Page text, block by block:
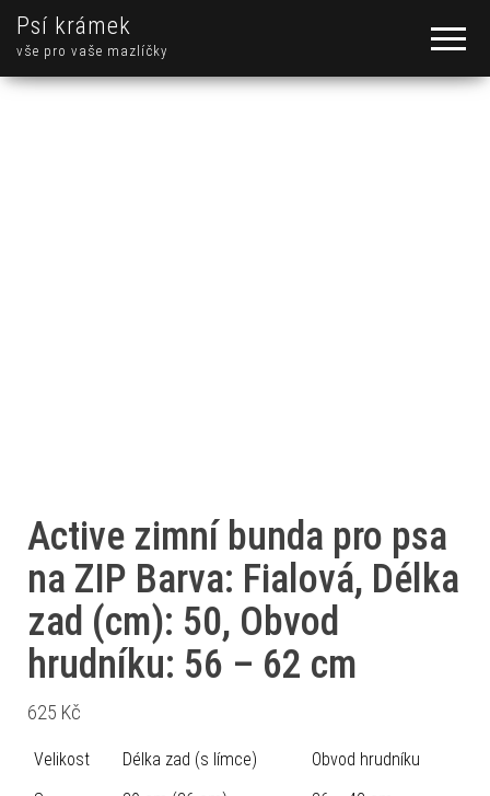
Psí krámek
vše pro vaše mazlíčky
Active zimní bunda pro psa
na ZIP Barva: Fialová, Délka
zad (cm): 50, Obvod
hrudníku: 56 – 62 cm
625 Kč
Velikost Délka zad (s límce)
Obvod hrudníku